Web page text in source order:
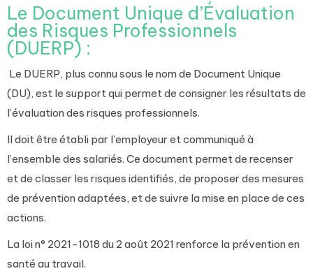
Le Document Unique d’Évaluation
des Risques Professionnels
(DUERP) :
Le DUERP, plus connu sous le nom de Document Unique
(DU), est le support qui permet de consigner les résultats de
l’évaluation des risques professionnels.
Il doit être établi par l’employeur et communiqué à
l’ensemble des salariés. Ce document permet de recenser
et de classer les risques identifiés, de proposer des mesures
de prévention adaptées, et de suivre la mise en place de ces
actions.
La loin° 2021-1018 du 2 août 2021 renforce la prévention en
santé au travail.